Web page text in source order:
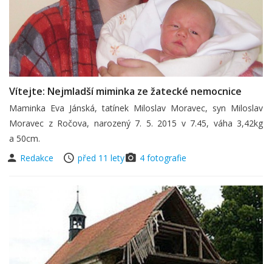
Vítejte: Nejmladší miminka ze žatecké nemocnice
Maminka Eva Jánská, tatínek Miloslav Moravec, syn Miloslav
Moravec z Ročova, narozený 7. 5. 2015 v 7.45, váha 3,42kg
a 50cm.
Redakce
před 11 lety 4 fotografie